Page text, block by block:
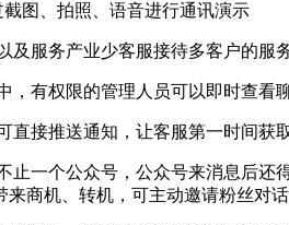
图、拍照、语音进行通讯演示
及服务产业少客服接待多客户的服务
，有权限的管理人员可以即时查看
直接推送通知，让客服第一时间获
止一个公众号，公众号来消息后
商机、转机，可主动邀请粉丝对话